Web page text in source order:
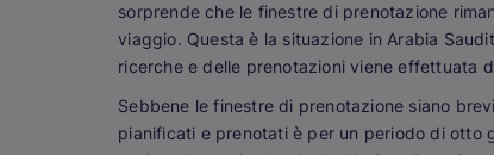
sorprende che le finestre di prenotazione
viaggio. Questa è la situazione in Arabia
ricerche e delle prenotazioni viene effettuata
Sebbene le finestre di prenotazione siano
pianificati e prenotati è per un periodo di otto